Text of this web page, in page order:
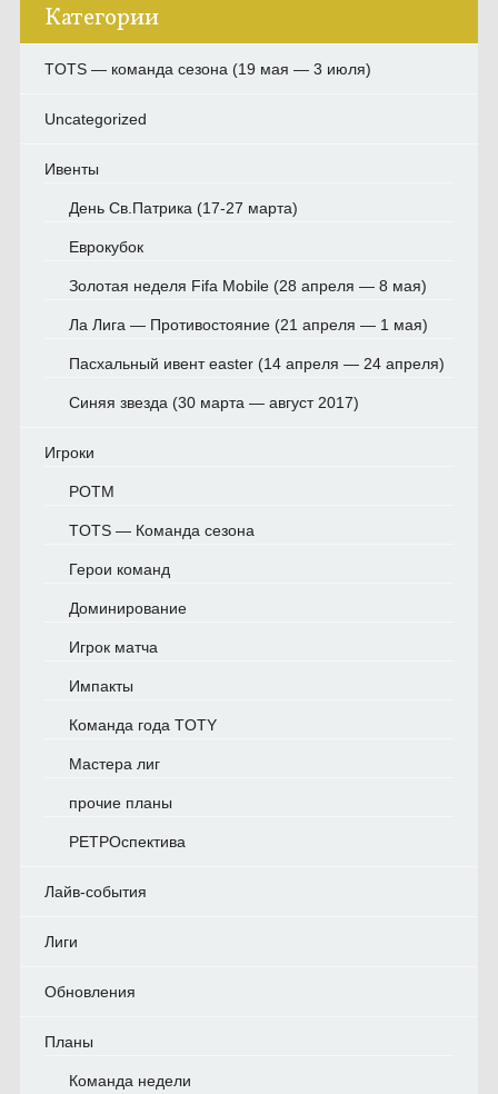
Категории
TOTS — команда сезона (19 мая — 3 июля)
Uncategorized
Ивенты
День Св.Патрика (17-27 марта)
Еврокубок
Золотая неделя Fifa Mobile (28 апреля — 8 мая)
Ла Лига — Противостояние (21 апреля — 1 мая)
Пасхальный ивент easter (14 апреля — 24 апреля)
Синяя звезда (30 марта — август 2017)
Игроки
POTM
TOTS — Команда сезона
Герои команд
Доминирование
Игрок матча
Импакты
Команда года TOTY
Мастера лиг
прочие планы
РЕТРОспектива
Лайв-события
Лиги
Обновления
Планы
Команда недели